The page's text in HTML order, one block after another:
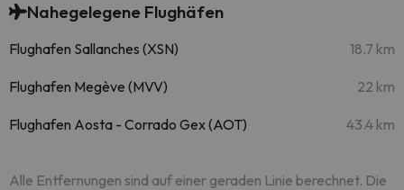
Nahegelegene Flughäfen
Flughafen Sallanches (XSN) 18.7 km
Flughafen Megève (MVV) 22 km
Flughafen Aosta - Corrado Gex (AOT) 43.4 km
Alle Entfernungen sind auf einer geraden Linie berechnet. Die